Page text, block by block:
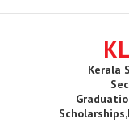
Kerala